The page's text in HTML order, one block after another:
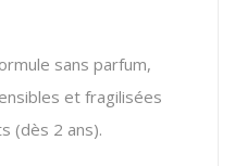
sans parfum,
et fragilisées
(dès 2 ans).